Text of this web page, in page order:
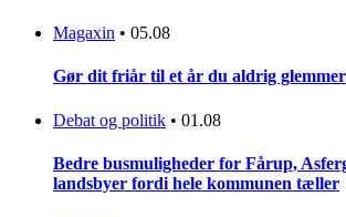
Magaxin • 05.08
Gør dit friår til et år du aldrig glemmer
Debat og politik • 01.08
Bedre busmuligheder for Fårup,
landsbyer fordi hele kommunen tæller